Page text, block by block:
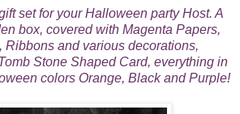
set for your Halloween party Host. A
box, covered with Magenta Papers,
Ribbons and various decorations,
Stone Shaped Card, everything in
colors Orange, Black and Purple!